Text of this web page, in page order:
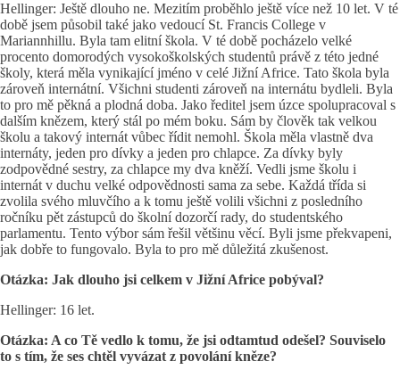
Hellinger: Ještě dlouho ne. Mezitím proběhlo ještě více než 10 let. V té
době jsem působil také jako vedoucí St. Francis College v
Mariannhillu. Byla tam elitní škola. V té době pocházelo velké
procento domorodých vysokoškolských studentů právě z této jedné
školy, která měla vynikající jméno v celé Jižní Africe. Tato škola byla
zároveň internátní. Všichni studenti zároveň na internátu bydleli. Byla
to pro mě pěkná a plodná doba. Jako ředitel jsem úzce spolupracoval s
dalším knězem, který stál po mém boku. Sám by člověk tak velkou
školu a takový internát vůbec řídit nemohl. Škola měla vlastně dva
internáty, jeden pro dívky a jeden pro chlapce. Za dívky byly
zodpovědné sestry, za chlapce my dva kněží. Vedli jsme školu i
internát v duchu velké odpovědnosti sama za sebe. Každá třída si
zvolila svého mluvčího a k tomu ještě volili všichni z posledního
ročníku pět zástupců do školní dozorčí rady, do studentského
parlamentu. Tento výbor sám řešil většinu věcí. Byli jsme překvapeni,
jak dobře to fungovalo. Byla to pro mě důležitá zkušenost.
Otázka: Jak dlouho jsi celkem v Jižní Africe pobýval?
Hellinger: 16 let.
Otázka: A co Tě vedlo k tomu, že jsi odtamtud odešel? Souviselo
to s tím, že ses chtěl vyvázat z povolání kněze?